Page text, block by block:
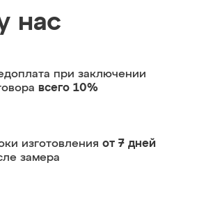
нас
при заключении
всего 10%
изготовления от 7 дней
замера